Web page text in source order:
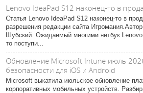
Lenovo IdeaPad S12 наконец-то в
Статья Lenovo IdeaPad S12 наконец-то в
разрешения редакции сайта
Шубский. Ожидаемый многими нетбук
то поступи...
Обновление Microsoft Intune июль
безопасности для iOS и Android
Microsoft выкатила июльское обновление
корпоративных мобильных устройств.